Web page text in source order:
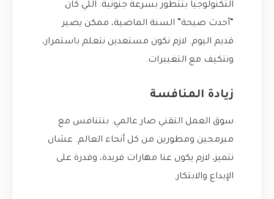
التكنولوجيا بتتطور بسرعة جنونية. اللي كان
“أحدث صيحة” السنة الماضية، ممكن يصير
قديم اليوم. لازم نكون مستعدين نتعلم باستمرار،
ونتكيف مع التغييرات.
زيادة المنافسة
سوق العمل التقني صار عالمي. بنتنافس مع
مبرمجين ومطورين من كل أنحاء العالم. عشان
نتميز، لازم يكون عنا مهارات فريدة، وقدرة على
الإبداع والابتكار.